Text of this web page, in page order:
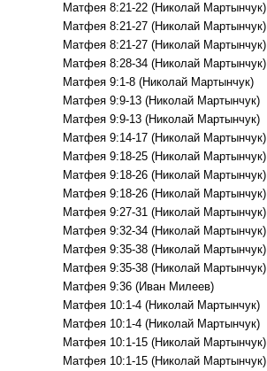
Матфея 8:21-22 (Николай Мартынчук)
Матфея 8:21-27 (Николай Мартынчук)
Матфея 8:21-27 (Николай Мартынчук)
Матфея 8:28-34 (Николай Мартынчук)
Матфея 9:1-8 (Николай Мартынчук)
Матфея 9:9-13 (Николай Мартынчук)
Матфея 9:9-13 (Николай Мартынчук)
Матфея 9:14-17 (Николай Мартынчук)
Матфея 9:18-25 (Николай Мартынчук)
Матфея 9:18-26 (Николай Мартынчук)
Матфея 9:18-26 (Николай Мартынчук)
Матфея 9:27-31 (Николай Мартынчук)
Матфея 9:32-34 (Николай Мартынчук)
Матфея 9:35-38 (Николай Мартынчук)
Матфея 9:35-38 (Николай Мартынчук)
Матфея 9:36 (Иван Милеев)
Матфея 10:1-4 (Николай Мартынчук)
Матфея 10:1-4 (Николай Мартынчук)
Матфея 10:1-15 (Николай Мартынчук)
Матфея 10:1-15 (Николай Мартынчук)